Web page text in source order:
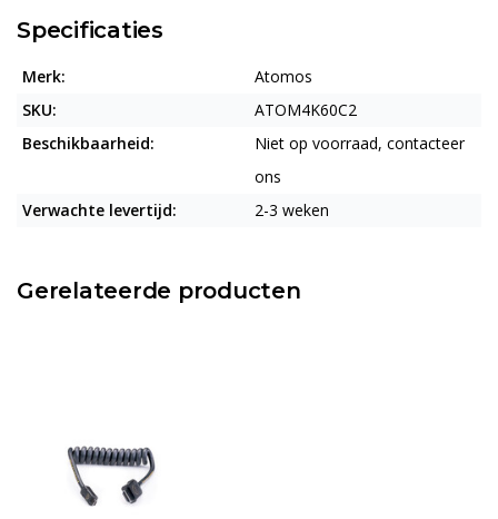
Specificaties
Merk:
Atomos
SKU:
ATOM4K60C2
Beschikbaarheid:
Niet op voorraad, contacteer
ons
Verwachte levertijd:
2-3 weken
Gerelateerde producten